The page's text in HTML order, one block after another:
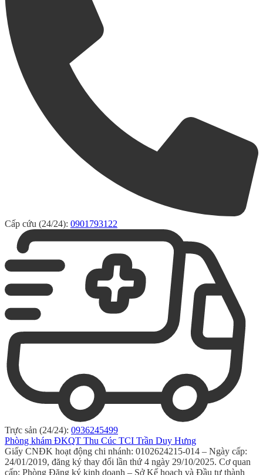
Cấp cứu (24/24): 0901793122
Trực sản (24/24): 0936245499
Phòng khám ĐKQT Thu Cúc TCI Trần Duy Hưng
Giấy CNĐK hoạt động chi nhánh: 0102624215-014 – Ngày cấp:
24/01/2019, đăng ký thay đổi lần thứ 4 ngày 29/10/2025. Cơ quan
cấp: Phòng Đăng ký kinh doanh – Sở Kế hoạch và Đầu tư thành